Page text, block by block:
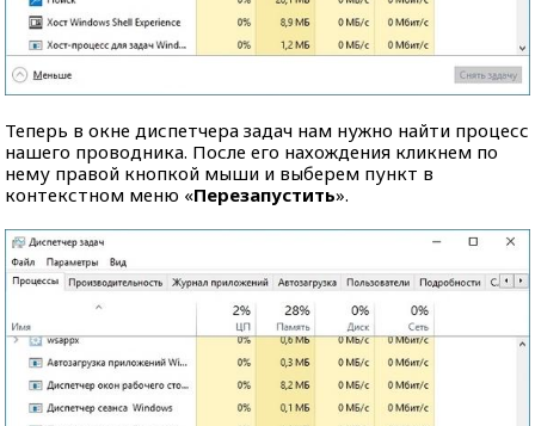
Теперь в окне диспетчера задач нам нужно найти процесс
нашего проводника. После его нахождения кликнем по
нему правой кнопкой мыши и выберем пункт в
контекстном меню «Перезапустить».